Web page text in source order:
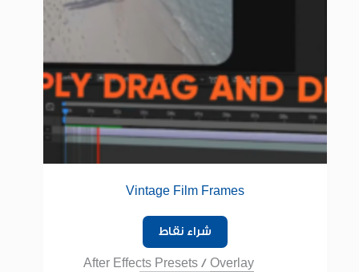
Vintage Film Frames
شراء نقاط
After Effects Presets /Overlay